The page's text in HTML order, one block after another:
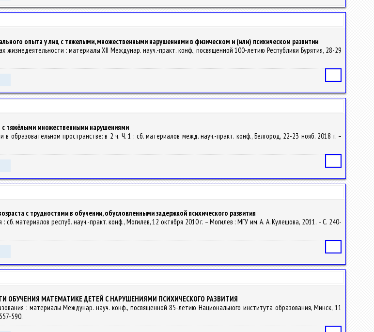
опыта у лиц с тяжелыми, множественными нарушениями в физическом и (или) психическом развитии
: материалы XII Междунар. науч.-практ. конф., посвященной 100-летию Республики Бурятия, 28-29
тяжёлыми множественными нарушениями
пространстве: в 2 ч. Ч. 1 : сб. материалов межд. науч.-практ. конф., Белгород, 22-23 нояб. 2018 г. –
с трудностями в обучении, обусловленными задержкой психического развития
материалов респуб. науч.-практ. конф., Могилев, 12 октября 2010 г. – Могилев : МГУ им. А. А. Кулешова, 2011. – С. 240-
ОБУЧЕНИЯ МАТЕМАТИКЕ ДЕТЕЙ С НАРУШЕНИЯМИ ПСИХИЧЕСКОГО РАЗВИТИЯ
: материалы Междунар. науч. конф., посвященной 85-летию Национального института образования, Минск, 11
590.